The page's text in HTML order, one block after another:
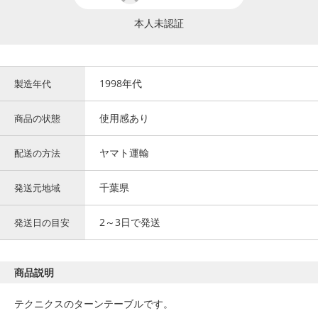
本人未認証
製造年代 1998年代
商品の状態 使用感あり
配送の方法 ヤマト運輸
発送元地域 千葉県
発送日の目安 2～3日で発送
商品説明
テクニクスのターンテーブルです。